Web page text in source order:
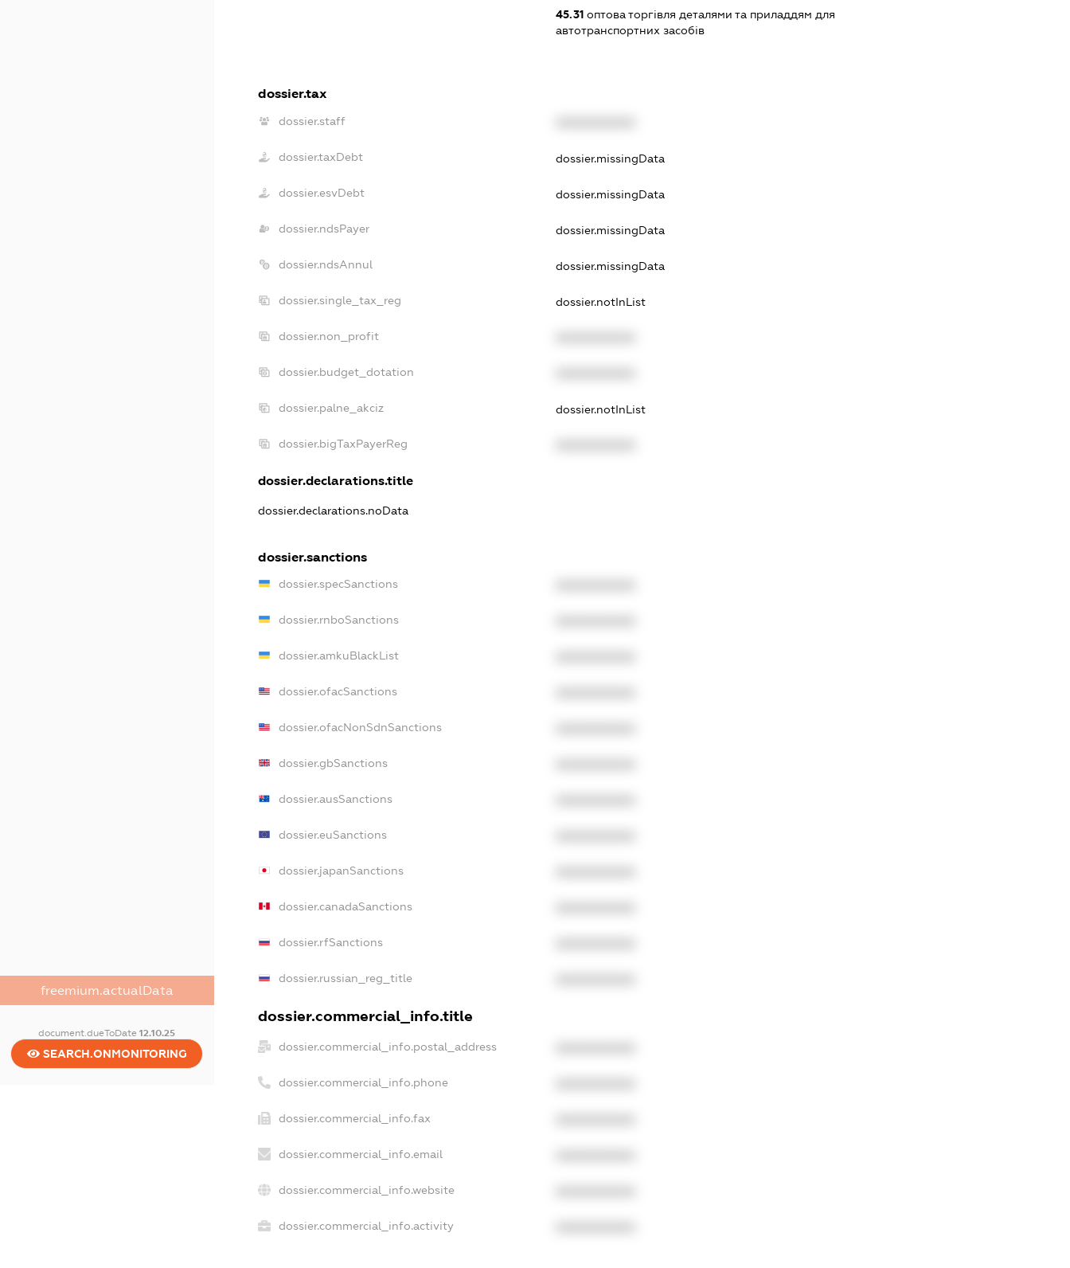
freemium.actualData
document.dueToDate12.10.25
SEARCH.ONMONITORING
45.31оптова торгівля деталями та приладдям для
автотранспортних засобів
dossier.tax
dossier.staff
dossier.taxDebt dossier.missingData
dossier.esvDebt dossier.missingData
dossier.ndsPayer dossier.missingData
dossier.ndsAnnul dossier.missingData
dossier.single_tax_reg dossier.notInList
dossier.non_profit
dossier.budget_dotation
dossier.palne_akciz dossier.notInList
dossier.bigTaxPayerReg
dossier.declarations.title
dossier.declarations.noData
dossier.sanctions
dossier.specSanctions
dossier.rnboSanctions
dossier.amkuBlackList
dossier.ofacSanctions
dossier.ofacNonSdnSanctions
dossier.gbSanctions
dossier.ausSanctions
dossier.euSanctions
dossier.japanSanctions
dossier.canadaSanctions
dossier.rfSanctions
dossier.russian_reg_title
dossier.commercial_info.title
dossier.commercial_info.postal_address
dossier.commercial_info.phone
dossier.commercial_info.fax
dossier.commercial_info.email
dossier.commercial_info.website
dossier.commercial_info.activity